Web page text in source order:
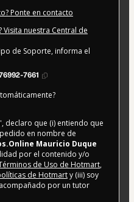
Ponte en contacto
nuestra Central de
de Soporte, informa el
7661
declaro que (i) entiendo que
en nombre de
Mauricio Duque
por el contenido y/o
de Uso de Hotmart,
de Hotmarty (iii) soy
por un tutor